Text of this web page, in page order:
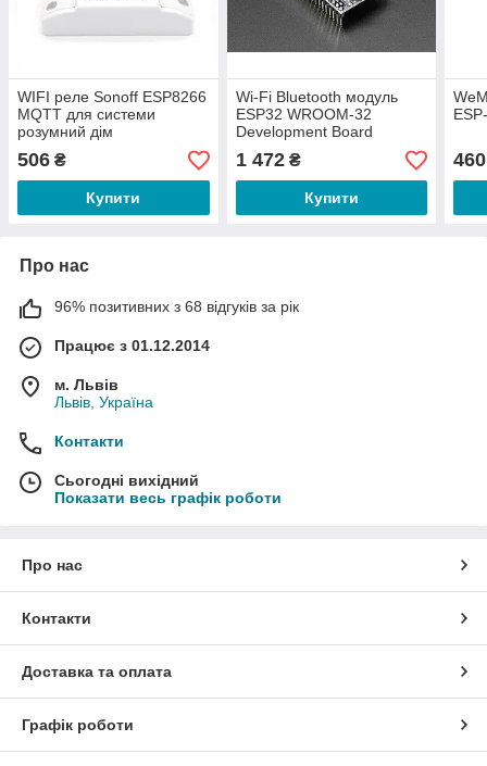
WIFI реле Sonoff ESP8266
MQTT для системи
розумний дім
506 ₴
Купити
Wi-Fi Bluetooth модуль
ESP32 WROOM-32
Development Board
1 472₴
Купити
460
Про нас
96% позитивних з 68 відгуків за рік
Працює з 01.12.2014
м. Львів
Львів, Україна
Контакти
Сьогодні вихідний
Показати весь графік роботи
Про нас
Контакти
Доставка та оплата
Графік роботи